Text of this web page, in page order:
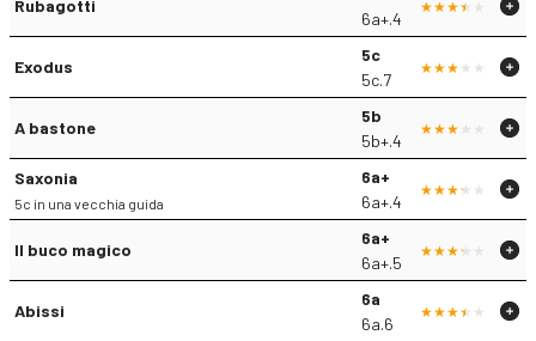
Rubagotti
6a+.4
Exodus
5c
5c.7
A bastone
5b
5b+.4
Saxonia
5c in una vecchia guida
6a+
6a+.4
Il buco magico
6a+
6a+.5
Abissi
6a
6a.6